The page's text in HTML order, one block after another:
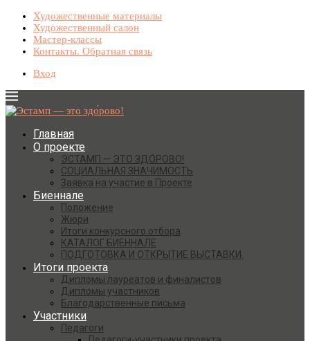
Художественные материалы
Художественный салон
Мастер-классы
Контакты. Обратная связь
Вход
Главная
О проекте
ЭСТАМП — ЭТО ЗДО́РОВО!
СОЦИАЛЬНАЯ ЗНАЧИМОСТЬ
Заявка на участие в Проекте
Биеннале
Положение
Жюри
Итоги конкурсного отбора
КАТАЛОГ БИЕННАЛЕ
ПОДГОТОВКА И ОТКРЫТИЕ ВЫСТАВКИ.
Итоги проекта
Дипломы лауреатов и финалистов
Дипломы участников
Благодарственные письма
Участники
Педагоги